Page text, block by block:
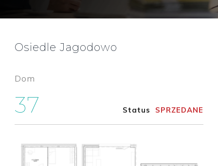
Osiedle Jagodowo
Dom
37 Status SPRZEDANE